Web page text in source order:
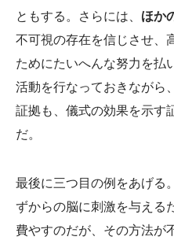
ともする。さらには、 ほか
不可視の存在を信じさせ、
ためにたいへんな努力を払
活動を行なっておきながら
証拠も、儀式の効果を示す
だ。
最後に三つ目の例をあげる
ずからの脳に刺激を与える
費やすのだが、その方法が